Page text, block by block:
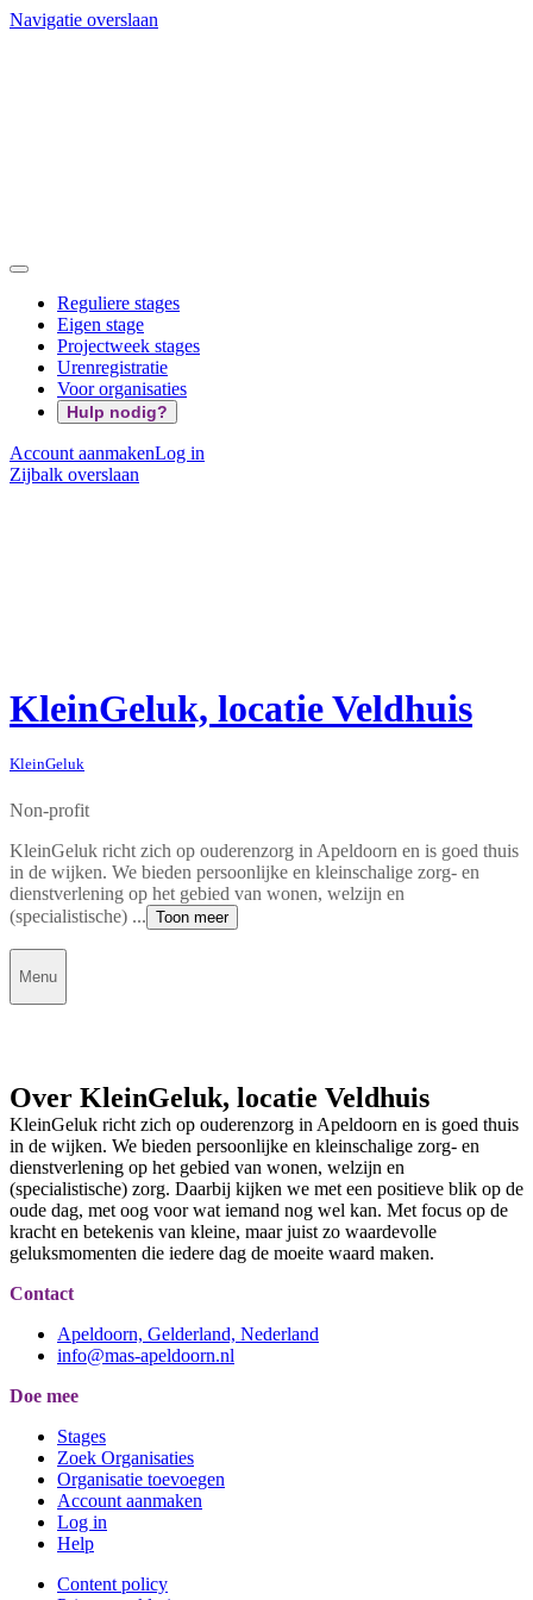
Navigatie overslaan
Reguliere stages
Eigen stage
Projectweek stages
Urenregistratie
Voor organisaties
Hulp nodig?
Account aanmakenLog in
Zijbalk overslaan
KleinGeluk, locatie Veldhuis
KleinGeluk
Non-profit
KleinGeluk richt zich op ouderenzorg in Apeldoorn en is goed thuis
in de wijken. We bieden persoonlijke en kleinschalige zorg- en
dienstverlening op het gebied van wonen, welzijn en
(specialistische) ... Toon meer
Menu
Over KleinGeluk, locatie Veldhuis
KleinGeluk richt zich op ouderenzorg in Apeldoorn en is goed thuis
in de wijken. We bieden persoonlijke en kleinschalige zorg- en
dienstverlening op het gebied van wonen, welzijn en
(specialistische) zorg. Daarbij kijken we met een positieve blik op de
oude dag, met oog voor wat iemand nog wel kan. Met focus op de
kracht en betekenis van kleine, maar juist zo waardevolle
geluksmomenten die iedere dag de moeite waard maken.
Contact
Apeldoorn, Gelderland, Nederland
info@mas-apeldoorn.nl
Doe mee
Stages
Zoek Organisaties
Organisatie toevoegen
Account aanmaken
Log in
Help
Content policy